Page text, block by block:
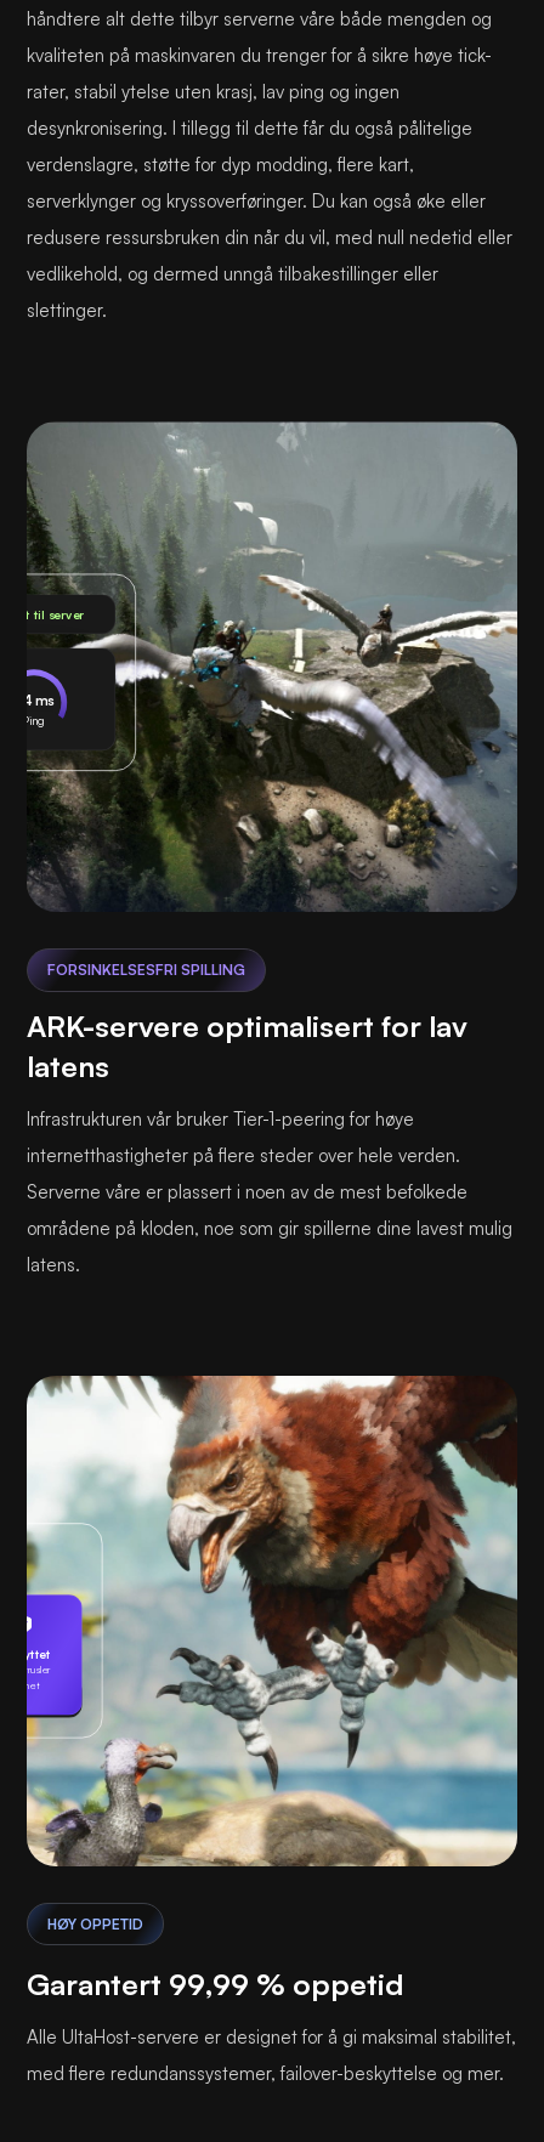
håndtere alt dette tilbyr serverne våre både mengden og
kvaliteten på maskinvaren du trenger for å sikre høye tick-
rater, stabil ytelse uten krasj, lav ping og ingen
desynkronisering. I tillegg til dette får du også pålitelige
verdenslagre, støtte for dyp modding, flere kart,
serverklynger og kryssoverføringer. Du kan også øke eller
redusere ressursbruken din når du vil, med null nedetid eller
vedlikehold, og dermed unngå tilbakestillinger eller
slettinger.
til server
24 ms
Ping
FORSINKELSESFRI SPILLING
ARK-servere optimalisert for lav
latens
Infrastrukturen vår bruker Tier-1-peering for høye
internetthastigheter på flere steder over hele verden.
Serverne våre er plassert i noen av de mest befolkede
områdene på kloden, noe som gir spillerne dine lavest mulig
latens.
HØY OPPETID
Garantert 99,99 % oppetid
Alle UltaHost-servere er designet for å gi maksimal stabilitet,
med flere redundanssystemer, failover-beskyttelse og mer.
trusler
funnet